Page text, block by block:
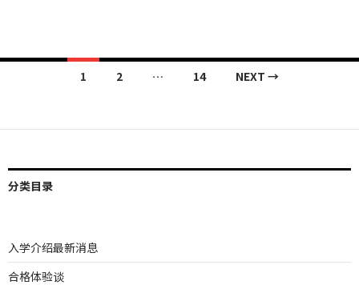
1 2 … 14 NEXT →
分类目录
入学介绍最新消息
合格体验谈